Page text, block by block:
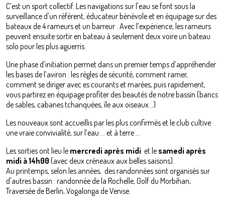
C’est un sport collectif. Les navigations sur l'eau se font sous la
surveillance d'un référent, éducateur bénévole et en équipage sur des
bateaux de 4 rameurs et un barreur . Avec l’expérience, les rameurs
peuvent ensuite sortir en bateau à seulement deux voire un bateau
solo pour les plus aguerris.
Une phase d’initiation permet dans un premier temps d’appréhender
les bases de l’aviron : les règles de sécurité, comment ramer,
comment se diriger avec es courants et marées, puis rapidement,
vous partirez en équipage profiter des beautés de notre bassin (bancs
de sables, cabanes tchanquées, île aux oiseaux...)
Les nouveaux sont accueillis par les plus confirmés et le club cultive
une vraie convivialité, sur l’eau … et à terre …
Les sorties ont lieu le mercredi après midi et le samedi après
midi à 14h00 (avec deux créneaux aux belles saisons).
Au printemps, selon les années, des randonnées sont organisés sur
d'autres bassin : randonnée de la Rochelle, Golf du Morbihan,
Traversée de Berlin, Vogalonga de Venise.